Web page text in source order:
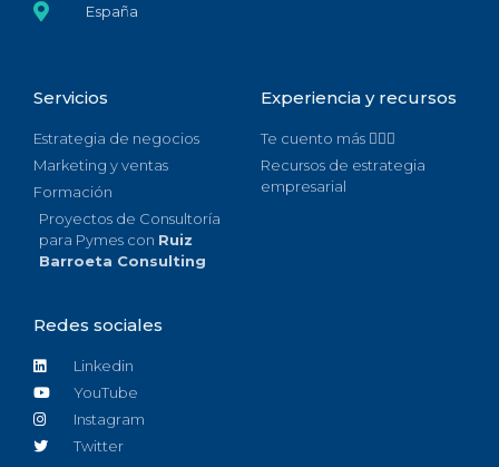
España
Servicios
Estrategia de negocios
Marketing y ventas
Formación
Proyectos de Consultoría
para Pymes con Ruiz
Barroeta Consulting
Experiencia y recursos
Te cuento más 🙋🏻‍♀️
Recursos de estrategia
empresarial
Redes sociales
Linkedin
YouTube
Instagram
Twitter